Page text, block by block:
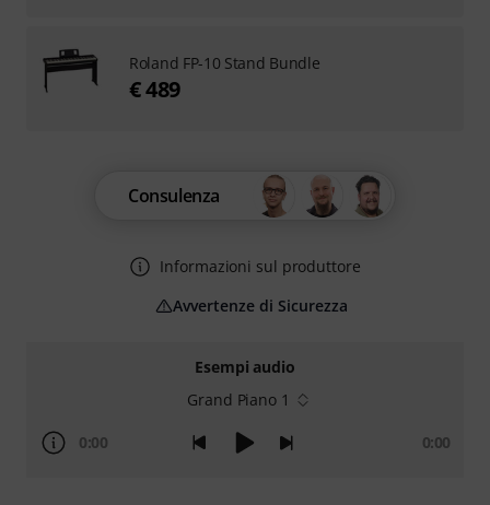
Esempi audio
Grand Piano 1
0:00 0:00
Consulenza
Informazioni sul produttore
Avvertenze di Sicurezza
Roland FP-10 Stand Bundle
€ 489